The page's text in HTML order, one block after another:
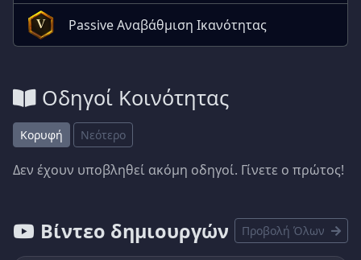
V Passive Αναβάθμιση Ικανότητας
Οδηγοί Κοινότητας
Κορυφή Νεότερο
Δεν έχουν υποβληθεί ακόμη οδηγοί. Γίνετε ο πρώτος!
Βίντεο δημιουργών Προβολή Όλων